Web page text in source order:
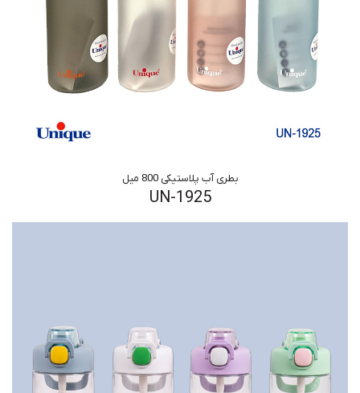
بطری آب پلاستیکی 800 میل
UN-1925